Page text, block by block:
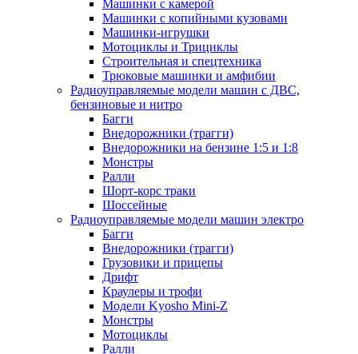
Машинки с камерой
Машинки с копийными кузовами
Машинки-игрушки
Мотоциклы и Трициклы
Строительная и спецтехника
Трюковые машинки и амфибии
Радиоуправляемые модели машин с ДВС,
бензиновые и нитро
Багги
Внедорожники (трагги)
Внедорожники на бензине 1:5 и 1:8
Монстры
Ралли
Шорт-корс траки
Шоссейные
Радиоуправляемые модели машин электро
Багги
Внедорожники (трагги)
Грузовики и прицепы
Дрифт
Краулеры и трофи
Модели Kyosho Mini-Z
Монстры
Мотоциклы
Ралли